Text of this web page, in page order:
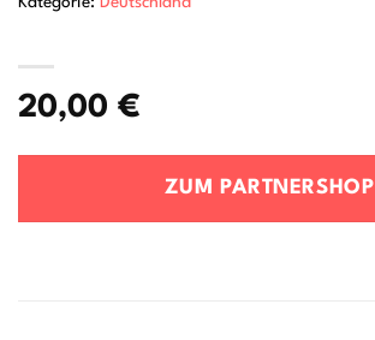
20,00 €
ZUM PARTNERSHOP